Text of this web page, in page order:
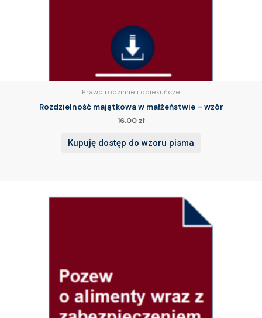
Prawo rodzinne i opiekuńcze
Rozdzielność majątkowa w małżeństwie – wzór
16.00 zł
Kupuję dostęp do wzoru pisma